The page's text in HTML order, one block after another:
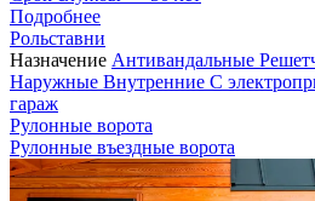
Подробнее
Рольставни
Назначение Антивандальные
Наружные Внутренние С
гараж
Рулонные ворота
Рулонные въездные ворота